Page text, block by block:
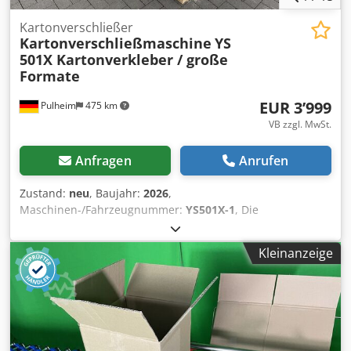
Pulheim 475 km
Kartonverschließer
Kartonverschließmaschine YS
501X Kartonverkleber / große
Formate
EUR 3’999
VB zzgl. MwSt.
Anfragen Anrufen
Zustand: neu, Baujahr: 2026,
Maschinen-/Fahrzeugnummer: YS501X-1, Die
Kartonverschließmaschine vom Typ VOGEL YS501X
ECONOMIC ist unsere Empfehlung speziell für eher große
Kartonformate, welche in Serien verklebt werden Karton-
Formate: Länge 150 – ∞ mm Breite 150 – 500 mm Höhe: 140
– 560 mm Technische Daten: Betriebsspannung 220 V CE-
Kennzeichnung Zubehör: Dkjdjzr Hlhepfx Akqor Zu
unserem VOGEL-Karton-Verschließer-Programm bieten wir
Laufrollen, Vor- und Nachlauftische, Rollenbahnen an.
Kleinanzeige